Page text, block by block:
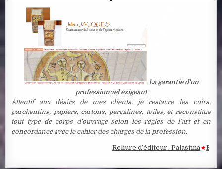
La garantie d'un
professionnel exigeant
Attentif aux désirs de mes clients, je restaure les cuirs,
parchemins, papiers, cartons, percalines, toiles, et reconstitue
tout type de corps d'ouvrage selon les règles de l’art et en
concordance avec le cahier des charges de la profession.
Reliure d’éditeur : Palastina★